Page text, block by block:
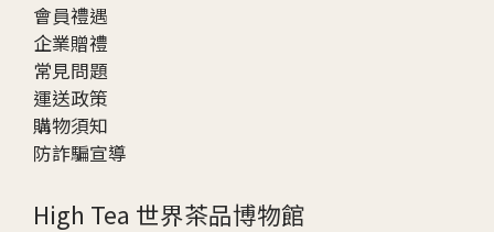
會員禮遇
企業贈禮
常見問題
運送政策
購物須知
防詐騙宣導
High Tea 世界茶品博物館